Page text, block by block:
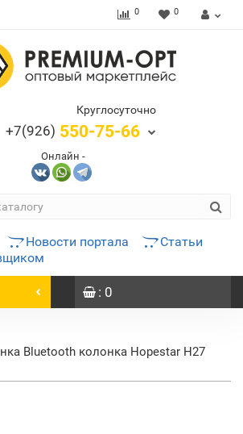
0 0
Круглосуточно
+7(926) 550-75-66
Онлайн -
Новости портала
Статьи
: 0
Bluetooth колонка Hopestar H27